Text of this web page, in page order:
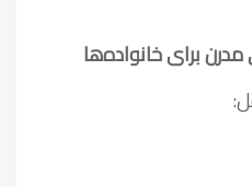
مدرن برای خانواده‌ها